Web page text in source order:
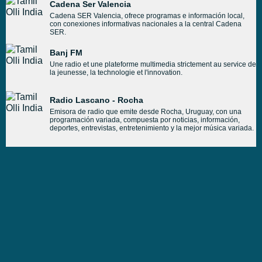
Cadena Ser Valencia
Cadena SER Valencia, ofrece programas e información local,
con conexiones informativas nacionales a la central Cadena
SER.
Banj FM
Une radio et une plateforme multimedia strictement au service de
la jeunesse, la technologie et l'innovation.
Radio Lascano - Rocha
Emisora de radio que emite desde Rocha, Uruguay, con una
programación variada, compuesta por noticias, información,
deportes, entrevistas, entretenimiento y la mejor música variada.